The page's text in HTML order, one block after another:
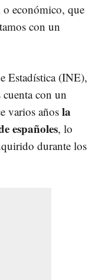
o económico, que
con un
Estadística (INE),
con un
varios añosla
españoles, lo
durante los